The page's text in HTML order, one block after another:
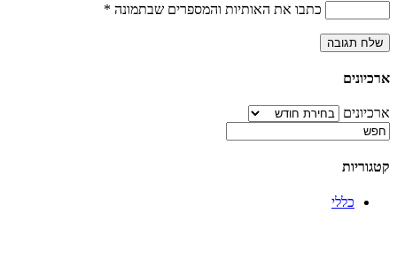
כתבו את האותיות והמספרים שבתמונה *
ארכיונים
ארכיונים
קטגוריות
כללי